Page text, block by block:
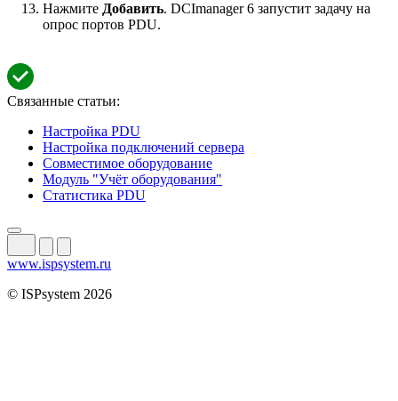
Нажмите Добавить. DCImanager 6 запустит задачу на
опрос портов PDU.
Связанные статьи:
Настройка PDU
Настройка подключений сервера
Совместимое оборудование
Модуль "Учёт оборудования"
Статистика PDU
www.ispsystem.ru
© ISPsystem 2026